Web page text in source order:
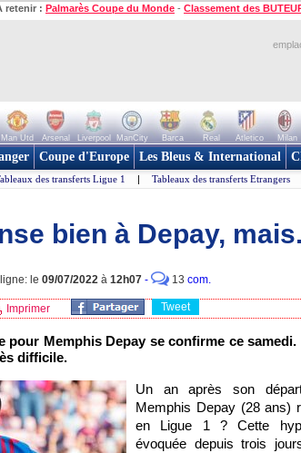
retenir : Palmarès Coupe du Monde - Classement des
Man Utd Arsenal Liverpool ManCity Barca Real Atletico Milan
Coupe d'Europe Les Bleus & International
des transferts Ligue 1 | Tableaux des transferts Etrangers
bien à Depay,
le 09/07/2022 à 12h07 - 13 com.
Imprimer Tweet
Memphis Depay se confirme ce samedi.
difficile.
Un an après son
Memphis Depay (28 ans)
en Ligue 1 ? Cette
évoquée depuis trois